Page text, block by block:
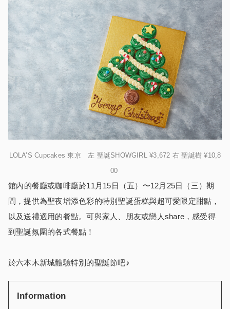
LOLA’S Cupcakes 東京 左 聖誕SHOWGIRL ¥3,672 右 聖誕樹 ¥10,8
00
館內的餐廳或咖啡廳於11月15日（五）〜12月25日（三）期
間，提供為聖夜增添色彩的特別聖誕蛋糕與超可愛限定甜點，
以及送禮適用的餐點。可與家人、朋友或戀人share，感受得
到聖誕氛圍的各式餐點！
於六本木新城體驗特別的聖誕節吧♪
Information